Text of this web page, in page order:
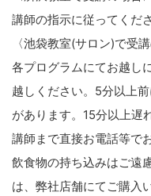
講師の指示に従ってくださ
〈池袋教室(サロン)で受講
各プログラムにてお越し
越しください。5分以上
があります。15分以上遅
講師まで直接お電話等で
飲食物の持ち込みはご遠
は、弊社店舗にてご購入